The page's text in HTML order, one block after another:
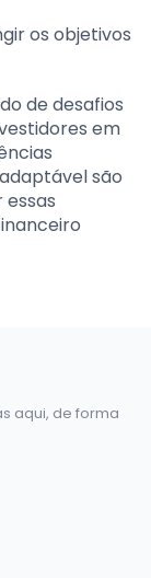
os objetivos
de desafios
em
são
aqui, de forma